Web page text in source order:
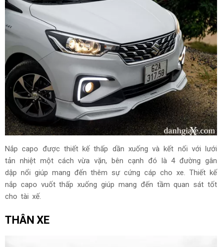
Nắp capo được thiết kế thấp dần xuống và kết nối với lưới
tản nhiệt một cách vừa vặn, bên cạnh đó là 4 đường gân
dập nổi giúp mang đến thêm sự cứng cáp cho xe. Thiết kế
nắp capo vuốt thấp xuống giúp mang đến tầm quan sát tốt
cho tài xế.
THÂN XE